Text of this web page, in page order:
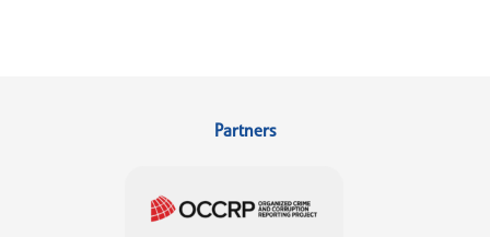
Partners